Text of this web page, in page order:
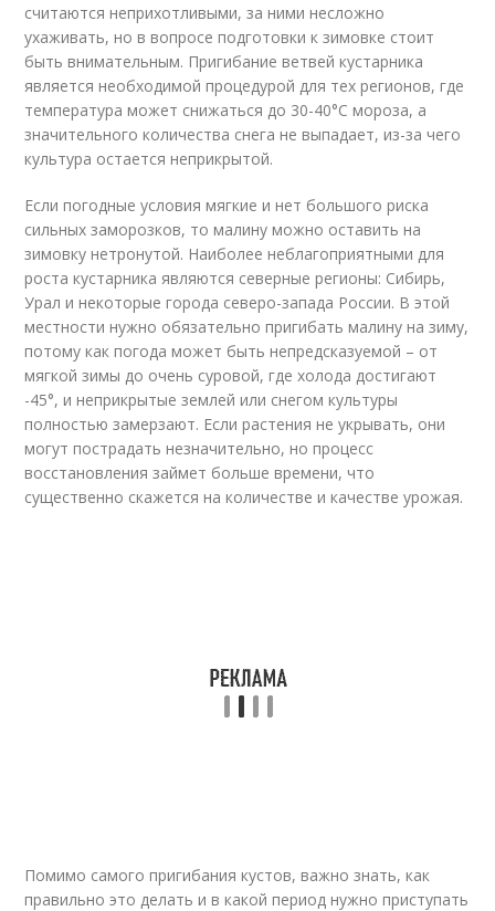
считаются неприхотливыми, за ними несложно
ухаживать, но в вопросе подготовки к зимовке стоит
быть внимательным. Пригибание ветвей кустарника
является необходимой процедурой для тех регионов, где
температура может снижаться до 30-40°С мороза, а
значительного количества снега не выпадает, из-за чего
культура остается неприкрытой.
Если погодные условия мягкие и нет большого риска
сильных заморозков, то малину можно оставить на
зимовку нетронутой. Наиболее неблагоприятными для
роста кустарника являются северные регионы: Сибирь,
Урал и некоторые города северо-запада России. В этой
местности нужно обязательно пригибать малину на зиму,
потому как погода может быть непредсказуемой – от
мягкой зимы до очень суровой, где холода достигают
-45°, и неприкрытые землей или снегом культуры
полностью замерзают. Если растения не укрывать, они
могут пострадать незначительно, но процесс
восстановления займет больше времени, что
существенно скажется на количестве и качестве урожая.
Помимо самого пригибания кустов, важно знать, как
правильно это делать и в какой период нужно приступать